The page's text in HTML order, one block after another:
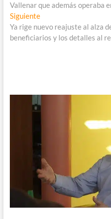
entradas
Vallenar que además operaba
SiguienteEntrada
siguiente:
Ya rige nuevo reajuste al alza
beneficiarios y los detalles al